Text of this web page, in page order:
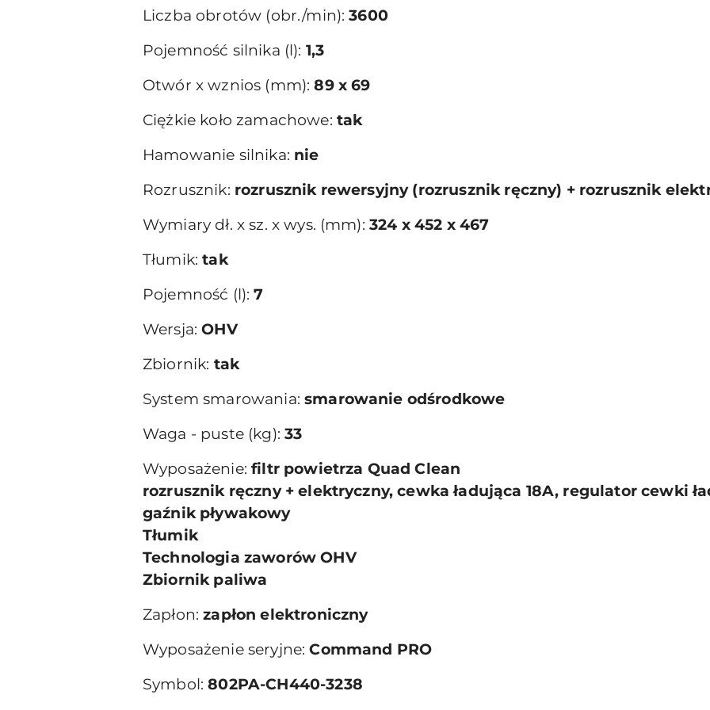
Liczba obrotów (obr./min):3600
Pojemność silnika (l): 1,3
Otwór x wznios (mm):89 x 69
Ciężkie koło zamachowe: tak
Hamowanie silnika: nie
Rozrusznik: rozrusznik rewersyjny (rozrusznik ręczny) + rozrusznik
Wymiary dł. x sz. x wys. (mm): 324 x 452 x 467
Tłumik:tak
Pojemność (l):7
Wersja:OHV
Zbiornik: tak
System smarowania:smarowanie odśrodkowe
Waga - puste (kg):33
Wyposażenie:filtr powietrza Quad Clean
rozrusznik ręczny + elektryczny, cewka ładująca 18A, regulator cewki
gaźnik pływakowy
Tłumik
Technologia zaworów OHV
Zbiornik paliwa
Zapłon:zapłon elektroniczny
Wyposażenie seryjne:Command PRO
Symbol:802PA-CH440-3238